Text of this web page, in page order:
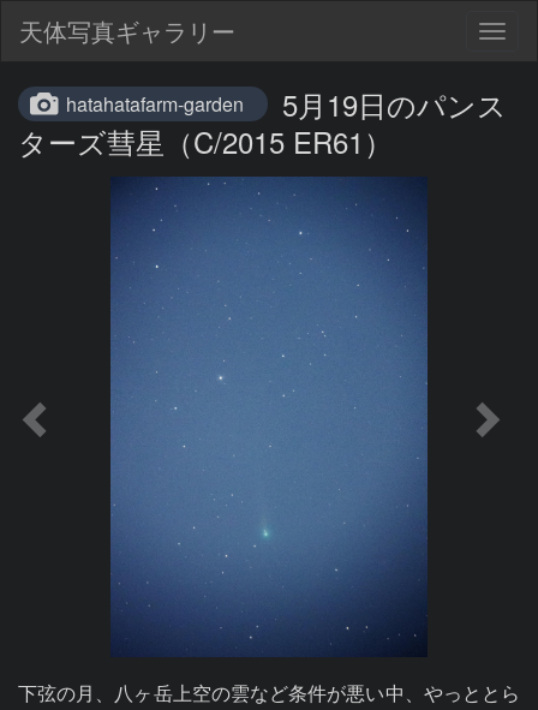
天体写真ギャラリー
hatahatafarm-garden
5月19日のパンス
ターズ彗星（C/2015 ER61）
下弦の月、八ヶ岳上空の雲など条件が悪い中、やっととら